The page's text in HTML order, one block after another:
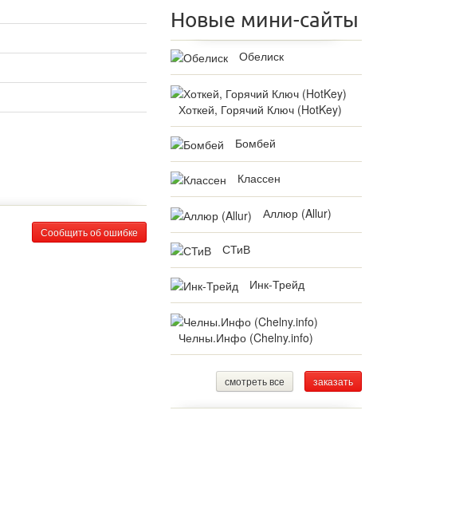
Сообщить об ошибке
Новые мини-сайты
Обелиск
Хоткей, Горячий Ключ (HotKey)
Бомбей
Классен
Аллюр (Allur)
СТиВ
Инк-Трейд
Челны.Инфо (Chelny.info)
смотреть все заказать